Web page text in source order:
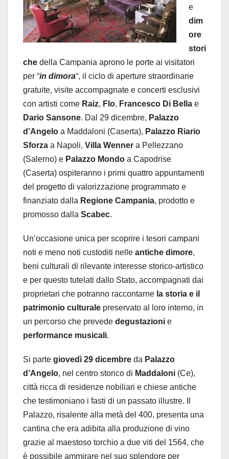
e
dim
ore
stori
che della Campania aprono le porte ai visitatori
per “in dimora“, il ciclo di aperture straordinarie
gratuite, visite accompagnate e concerti esclusivi
con artisti come Raiz, Flo, Francesco Di Bella e
Dario Sansone. Dal 29 dicembre, Palazzo
d’Angelo a Maddaloni (Caserta), Palazzo Riario
Sforza a Napoli, Villa Wenner a Pellezzano
(Salerno) e Palazzo Mondo a Capodrise
(Caserta) ospiteranno i primi quattro appuntamenti
del progetto di valorizzazione programmato e
finanziato dalla Regione Campania, prodotto e
promosso dalla Scabec.
Un’occasione unica per scoprire i tesori campani
noti e meno noti custoditi nelle antiche dimore,
beni culturali di rilevante interesse storico-artistico
e per questo tutelati dallo Stato, accompagnati dai
proprietari che potranno raccontarne la storia e il
patrimonio culturale preservato al loro interno, in
un percorso che prevede degustazioni e
performance musicali.
Si parte giovedì 29 dicembre da Palazzo
d’Angelo, nel centro storico di Maddaloni (Ce),
città ricca di residenze nobiliari e chiese antiche
che testimoniano i fasti di un passato illustre. Il
Palazzo, risalente alla metà del 400, presenta una
cantina che era adibita alla produzione di vino
grazie al maestoso torchio a due viti del 1564, che
è possibile ammirare nel suo splendore per